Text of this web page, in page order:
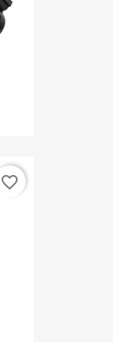
favorite_border